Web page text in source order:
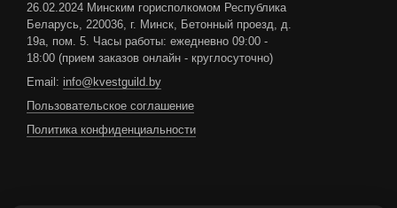
26.02.2024 Минским горисполкомом Республика
Беларусь, 220036, г. Минск, Бетонный проезд, д.
19а, пом. 5. Часы работы: ежедневно 09:00 -
18:00 (прием заказов онлайн - круглосуточно)
Email: info@kvestguild.by
Пользовательское соглашение
Политика конфиденциальности